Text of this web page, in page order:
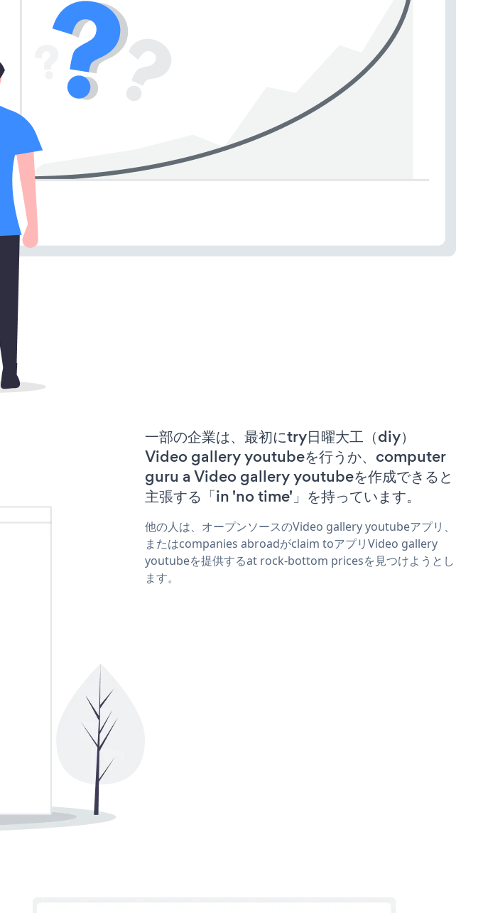
一部の企業は、最初にtry日曜大工（diy）
Video gallery youtubeを行うか、computer
guru a Video gallery youtubeを作成できると
主張する「in 'no time'」を持っています。
他の人は、オープンソースのVideo gallery youtubeアプリ、
またはcompanies abroadがclaim toアプリVideo gallery
youtubeを提供するat rock-bottom pricesを見つけようとし
ます。